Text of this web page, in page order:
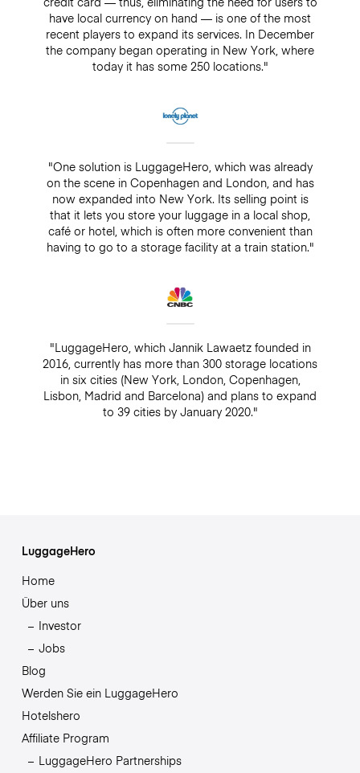
have local currency on hand — is one of the most
recent players to expand its services. In December
the company began operating in New York, where
today it has some 250 locations."
"One solution is LuggageHero, which was already
on the scene in Copenhagen and London, and has
now expanded into New York. Its selling point is
that it lets you store your luggage in a local shop,
café or hotel, which is often more convenient than
having to go to a storage facility at a train station."
"LuggageHero, which Jannik Lawaetz founded in
2016, currently has more than 300 storage locations
in six cities (New York, London, Copenhagen,
Lisbon, Madrid and Barcelona) and plans to expand
to 39 cities by January 2020."
LuggageHero
Home
Über uns
Investor
Jobs
Blog
Werden Sie ein LuggageHero
Hotelshero
Affiliate Program
LuggageHero Partnerships